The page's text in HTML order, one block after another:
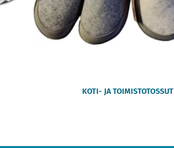
KOTI- JA TOIMISTOTOSSUT